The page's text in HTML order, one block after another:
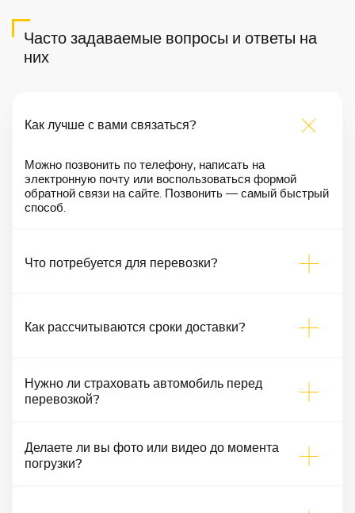
Часто задаваемые вопросы и ответы на
них
Как лучше с вами связаться?
Можно позвонить по телефону, написать на
электронную почту или воспользоваться формой
обратной связи на сайте. Позвонить — самый быстрый
способ.
Что потребуется для перевозки?
Как рассчитываются сроки доставки?
Нужно ли страховать автомобиль перед
перевозкой?
Делаете ли вы фото или видео до момента
погрузки?